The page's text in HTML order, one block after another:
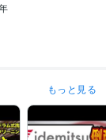
サムネイル制作
仕事
もっと見る